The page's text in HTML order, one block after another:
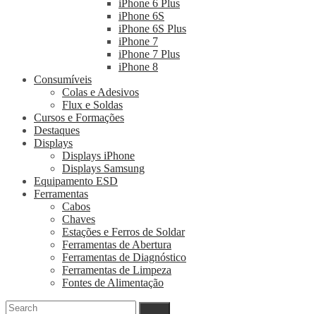
iPhone 6 Plus
iPhone 6S
iPhone 6S Plus
iPhone 7
iPhone 7 Plus
iPhone 8
Consumíveis
Colas e Adesivos
Flux e Soldas
Cursos e Formações
Destaques
Displays
Displays iPhone
Displays Samsung
Equipamento ESD
Ferramentas
Cabos
Chaves
Estações e Ferros de Soldar
Ferramentas de Abertura
Ferramentas de Diagnóstico
Ferramentas de Limpeza
Fontes de Alimentação